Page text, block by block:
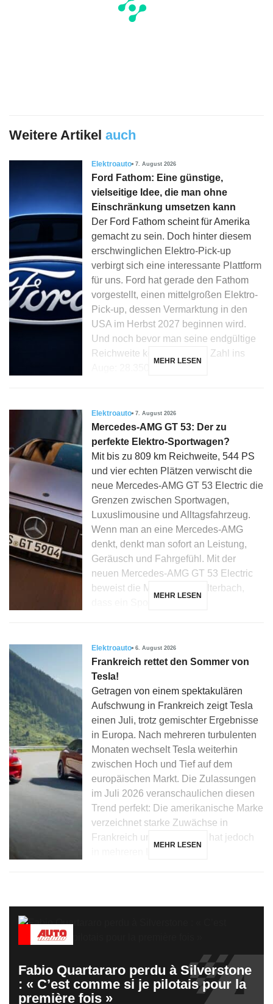
Weitere Artikel auch
Elektroauto 7. August 2026
Ford Fathom: Eine günstige,
vielseitige Idee, die man ohne
Einschränkung umsetzen kann
Der Ford Fathom scheint für Amerika
gemacht zu sein. Doch hinter diesem
erschwinglichen Elektro-Pick-up
verbirgt sich eine interessante Plattform
für uns. Ford hat gerade den Fathom
vorgestellt, einen mittelgroßen Elektro-
Pick-up, dessen Vermarktung in den
USA im Herbst 2027 beginnen wird.
Und noch bevor man seine endgültige
Reichweite kennt, fällt eine Zahl ins
MEHR LESEN
Elektroauto 7. August 2026
Mercedes-AMG GT 53: Der zu
perfekte Elektro-Sportwagen?
Mit bis zu 809 km Reichweite, 544 PS
und vier echten Plätzen verwischt die
neue Mercedes-AMG GT 53 Electric die
Grenzen zwischen Sportwagen,
Luxuslimousine und Alltagsfahrzeug.
Wenn man an eine Mercedes-AMG
denkt, denkt man sofort an Leistung,
Geräusch und Fahrgefühl. Mit der
neuen Mercedes-AMG GT 53 Electric
beweist die Marke aus Affalterbach,
MEHR LESEN
Elektroauto 6. August 2026
Frankreich rettet den Sommer von
Tesla!
Getragen von einem spektakulären
Aufschwung in Frankreich zeigt Tesla
einen Juli, trotz gemischter Ergebnisse
in Europa. Nach mehreren turbulenten
Monaten wechselt Tesla weiterhin
zwischen Hoch und Tief auf dem
europäischen Markt. Die Zulassungen
im Juli 2026 veranschaulichen diesen
Trend perfekt: Die amerikanische Marke
verzeichnet starke Zuwächse in
Frankreich und Dänemark, hat jedoch
MEHR LESEN
Fabio Quartararo perdu à Silverstone
: « C’est comme si je pilotais pour la
première fois »